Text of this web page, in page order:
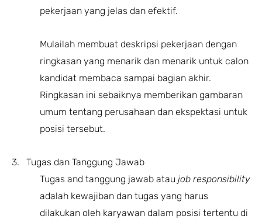
pekerjaan yang jelas dan efektif.
Mulailah membuat deskripsi pekerjaan dengan
ringkasan yang menarik dan menarik untuk calon
kandidat membaca sampai bagian akhir.
Ringkasan ini sebaiknya memberikan gambaran
umum tentang perusahaan dan ekspektasi untuk
posisi tersebut.
3. Tugas dan Tanggung Jawab
Tugas and tanggung jawab atau job responsibility
adalah kewajiban dan tugas yang harus
dilakukan oleh karyawan dalam posisi tertentu di